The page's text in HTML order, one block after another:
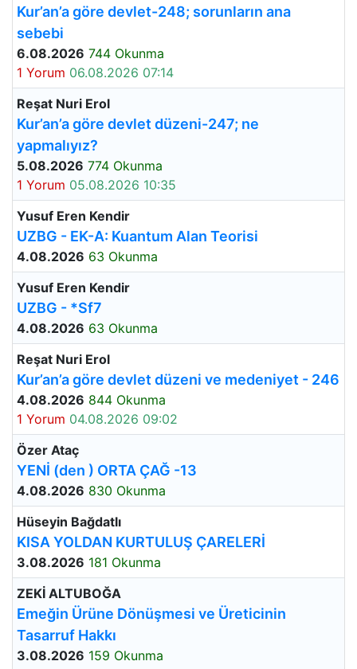
Kur’an’a göre devlet-248; sorunların ana
sebebi
6.08.2026 744 Okunma
1 Yorum 06.08.2026 07:14
Reşat Nuri Erol
Kur’an’a göre devlet düzeni-247; ne
yapmalıyız?
5.08.2026 774 Okunma
1 Yorum 05.08.2026 10:35
Yusuf Eren Kendir
UZBG - EK-A: Kuantum Alan Teorisi
4.08.2026 63 Okunma
Yusuf Eren Kendir
UZBG - *Sf7
4.08.2026 63 Okunma
Reşat Nuri Erol
Kur’an’a göre devlet düzeni ve medeniyet - 246
4.08.2026 844 Okunma
1 Yorum 04.08.2026 09:02
Özer Ataç
YENİ (den ) ORTA ÇAĞ -13
4.08.2026 830 Okunma
Hüseyin Bağdatlı
KISA YOLDAN KURTULUŞ ÇARELERİ
3.08.2026 181 Okunma
ZEKİ ALTUBOĞA
Emeğin Ürüne Dönüşmesi ve Üreticinin
Tasarruf Hakkı
3.08.2026 159 Okunma